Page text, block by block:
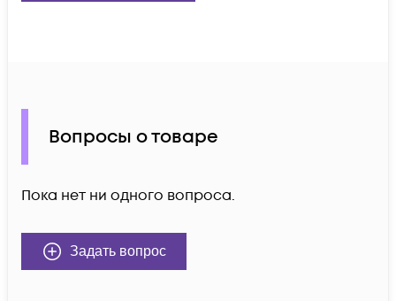
Вопросы о товаре
Пока нет ни одного вопроса.
Задать вопрос